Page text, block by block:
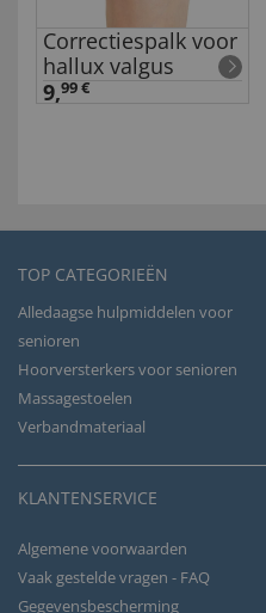
Correctiespalk voor
hallux valgus
9,99 €
TOP CATEGORIEËN
Alledaagse hulpmiddelen voor
senioren
Hoorversterkers voor senioren
Massagestoelen
Verbandmateriaal
KLANTENSERVICE
Algemene voorwaarden
Vaak gestelde vragen - FAQ
Gegevensbescherming